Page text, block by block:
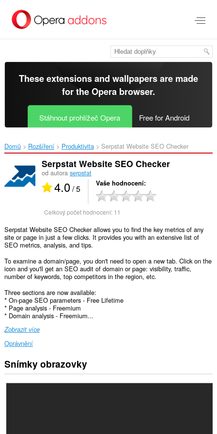
přímo
These extensions and wallpapers are made
for theOpera browser.
Stáhnout prohlížeč Opera Free for Android
Domů Rozšíření Produktivita Serpstat Website SEO Checker‎
Serpstat Website SEO Checker
od autora serpstat
4.0/ 5 Vaše hodnocení
Celkový počet hodnocení: 11
Serpstat Website SEO Checker allows you to find the key metrics of any
site or page in just a few clicks. It provides you with an extensive list of
SEO metrics, analysis, and tips.
To examine a domain/page, you don't need to open a new tab. Click on the
icon and you'll get an SEO audit of domain or page: visibility, traffic,
number of keywords, top competitors in the region, etc.
Three sections are now available:
* On-page SEO parameters - Free Lifetime
* Page analysis - Freemium
* Domain analysis - Freemium...
Zobrazit více
Oprávnění
Toto
rozšíření
Snímky obrazovky